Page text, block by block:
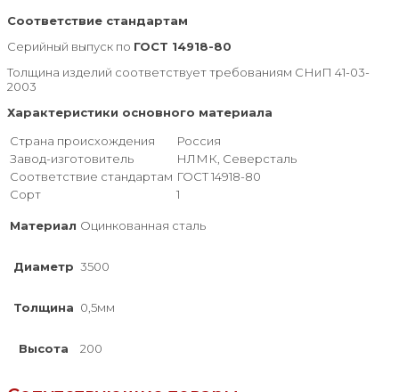
Соответствие стандартам
Серийный выпуск по ГОСТ 14918-80
Толщина изделий соответствует требованиям СНиП 41-03-
2003
Характеристики основного материала
Страна происхождения
Россия
Завод-изготовитель
НЛМК, Северсталь
Соответствие стандартам ГОСТ 14918-80
Сорт
1
Материал Оцинкованная сталь
Диаметр 3500
Толщина 0,5мм
Высота 200